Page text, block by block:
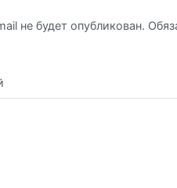
не будет опубликован.